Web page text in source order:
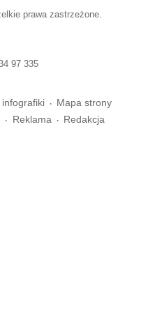
prawa zastrzeżone.
97 335
infografiki
Mapa strony
Reklama Redakcja